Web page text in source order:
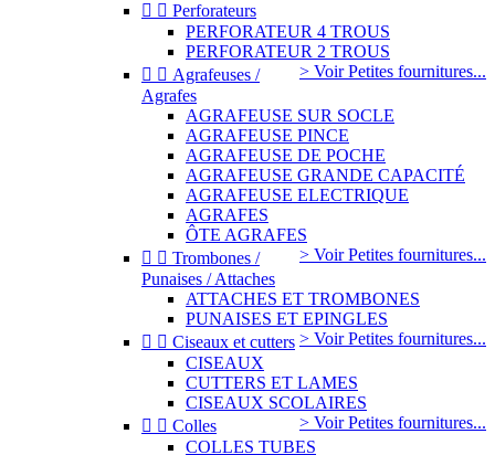
  Perforateurs
PERFORATEUR 4 TROUS
PERFORATEUR 2 TROUS
> Voir Petites fournitures...
  Agrafeuses /
Agrafes
AGRAFEUSE SUR SOCLE
AGRAFEUSE PINCE
AGRAFEUSE DE POCHE
AGRAFEUSE GRANDE CAPACITÉ
AGRAFEUSE ELECTRIQUE
AGRAFES
ÔTE AGRAFES
> Voir Petites fournitures...
  Trombones /
Punaises / Attaches
ATTACHES ET TROMBONES
PUNAISES ET EPINGLES
> Voir Petites fournitures...
  Ciseaux et cutters
CISEAUX
CUTTERS ET LAMES
CISEAUX SCOLAIRES
> Voir Petites fournitures...
  Colles
COLLES TUBES